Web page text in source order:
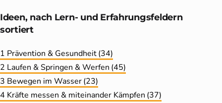
Ideen, nach Lern- und Erfahrungs­feldern
sortiert
1 Prävention & Gesundheit(34)
2 Laufen & Springen & Werfen (45)
3 Bewegen im Wasser(23)
4 Kräfte messen & miteinander Kämpfen (37)